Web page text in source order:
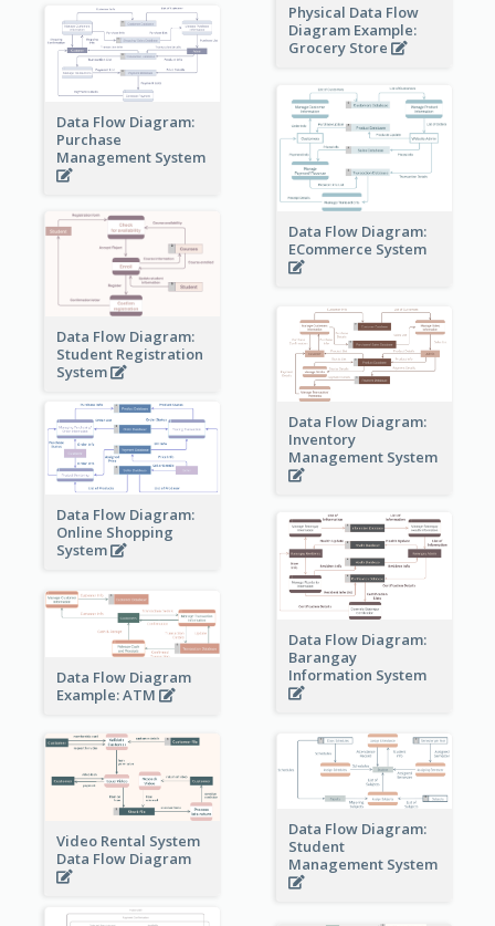
Physical Data Flow
Diagram Example:
Grocery Store
Data Flow Diagram:
Purchase
Management System
Data Flow Diagram:
ECommerce System
Data Flow Diagram:
Student Registration
System
Data Flow Diagram:
Inventory
Management System
Data Flow Diagram:
Online Shopping
System
Data Flow Diagram:
Barangay
Information System
Data Flow Diagram
Example: ATM
Video Rental System
Data Flow Diagram
Data Flow Diagram:
Student
Management System